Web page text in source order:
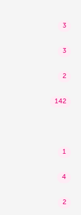
3
3
2
142
1
4
2